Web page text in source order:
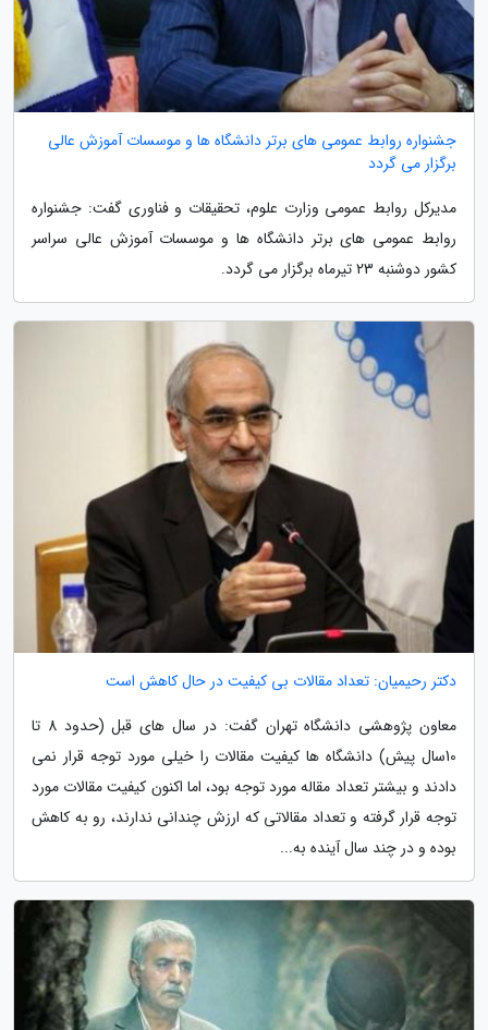
جشنواره روابط عمومی های برتر دانشگاه ها و موسسات آموزش عالی
برگزار می گردد
مدیرکل روابط عمومی وزارت علوم، تحقیقات و فناوری گفت: جشنواره
روابط عمومی های برتر دانشگاه ها و موسسات آموزش عالی سراسر
کشور دوشنبه 23 تیرماه برگزار می گردد.
دکتر رحیمیان: تعداد مقالات بی کیفیت در حال کاهش است
معاون پژوهشی دانشگاه تهران گفت: در سال های قبل (حدود 8 تا
10سال پیش) دانشگاه ها کیفیت مقالات را خیلی مورد توجه قرار نمی
دادند و بیشتر تعداد مقاله مورد توجه بود، اما اکنون کیفیت مقالات مورد
توجه قرار گرفته و تعداد مقالاتی که ارزش چندانی ندارند، رو به کاهش
بوده و در چند سال آینده به...